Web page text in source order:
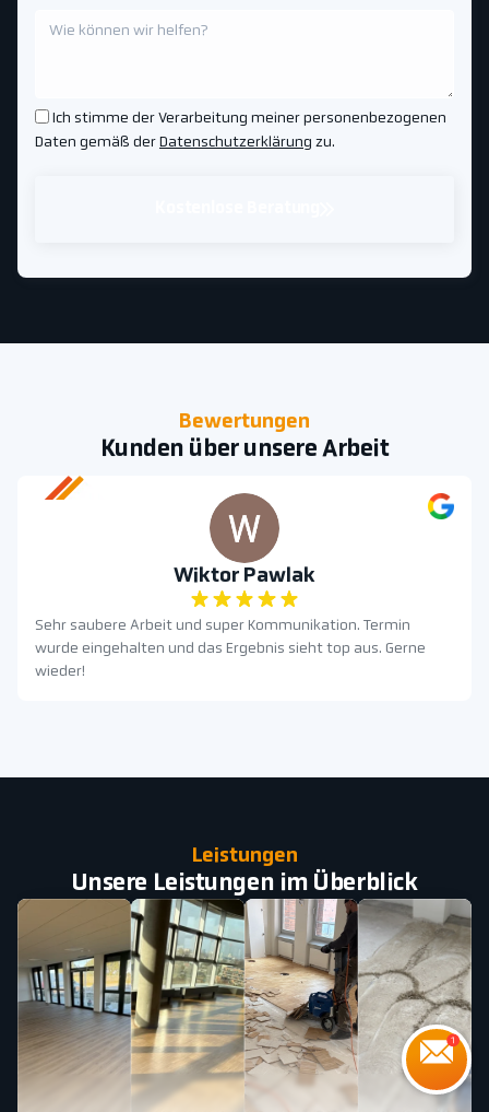
Ich stimme der Verarbeitung meiner personenbezogenen
Daten gemäß der Datenschutzerklärung zu.
Bewertungen
Kunden über unsere Arbeit
Wiktor Pawlak
Sehr saubere Arbeit und super Kommunikation. Termin
wurde eingehalten und das Ergebnis sieht top aus. Gerne
wieder!
Leistungen
Unsere Leistungen im Überblick